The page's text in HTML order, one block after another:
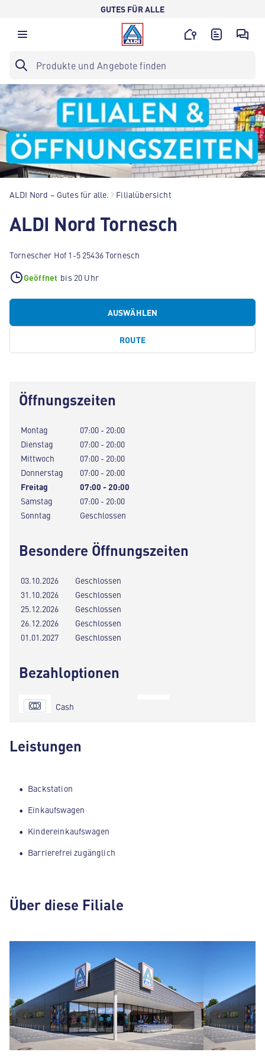
GUTES FÜR ALLE
ALDI Nord – Gutes für alle. Filialübersicht
ALDI Nord Tornesch
Tornescher Hof 1-5 25436 Tornesch
Geöffnet bis 20 Uhr
AUSWÄHLEN
ROUTE
Öffnungszeiten
Montag
07:00 - 20:00
Dienstag
07:00 - 20:00
Mittwoch
07:00 - 20:00
Donnerstag
07:00 - 20:00
Freitag
07:00 - 20:00
Samstag
07:00 - 20:00
Sonntag
Geschlossen
Besondere Öffnungszeiten
03.10.2026
Geschlossen
31.10.2026
Geschlossen
25.12.2026
Geschlossen
26.12.2026
Geschlossen
01.01.2027
Geschlossen
Bezahloptionen
Cash
Leistungen
Backstation
Einkaufswagen
Kindereinkaufswagen
Barrierefrei zugänglich
Über diese Filiale